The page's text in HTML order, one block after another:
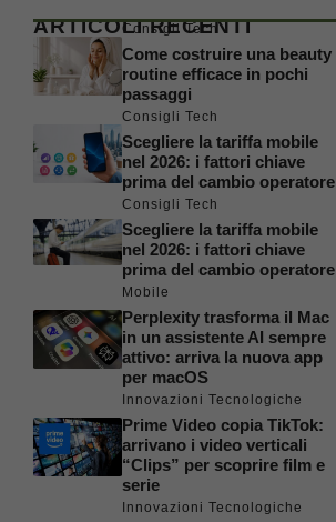
ARTICOLI RECENTI
Consigli Tech
Come costruire una beauty
routine efficace in pochi
passaggi
Consigli Tech
Scegliere la tariffa mobile
nel 2026: i fattori chiave
prima del cambio operatore
Consigli Tech
Scegliere la tariffa mobile
nel 2026: i fattori chiave
prima del cambio operatore
Mobile
Perplexity trasforma il Mac
in un assistente AI sempre
attivo: arriva la nuova app
per macOS
Innovazioni Tecnologiche
Prime Video copia TikTok:
arrivano i video verticali
“Clips” per scoprire film e
serie
Innovazioni Tecnologiche